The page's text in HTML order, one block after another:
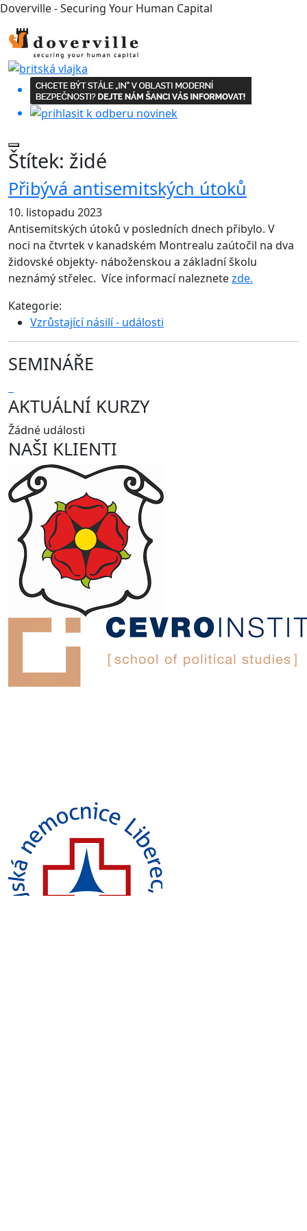
Doverville - Securing Your Human Capital
Štítek: židé
Přibývá antisemitských útoků
10. listopadu 2023
Antisemitských útoků v posledních dnech přibylo. V
noci na čtvrtek v kanadském Montrealu zaútočil na dva
židovské objekty- náboženskou a základní školu
neznámý střelec. Více informací naleznetezde.
Kategorie:
Vzrůstající násilí - události
SEMINÁŘE
AKTUÁLNÍ KURZY
Žádné události
NAŠI KLIENTI